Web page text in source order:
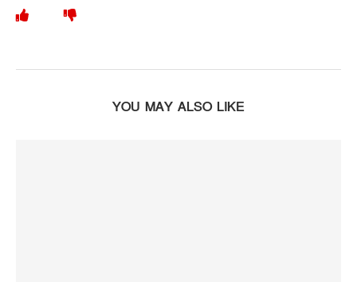
YOU MAY ALSO LIKE